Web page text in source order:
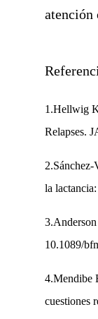
atención
1.Hellwig
Relapses.
la
10.1089/
4.Mendibe
cuestiones